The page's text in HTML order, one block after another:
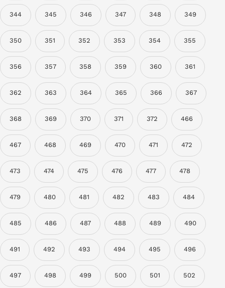
344 345 346 347 348 349
350 351 352 353 354 355
356 357 358 359 360 361
362 363 364 365 366 367
368 369 370 371 372 466
467 468 469 470 471 472
473 474 475 476 477 478
479 480 481 482 483 484
485 486 487 488 489 490
491 492 493 494 495 496
497 498 499 500 501 502